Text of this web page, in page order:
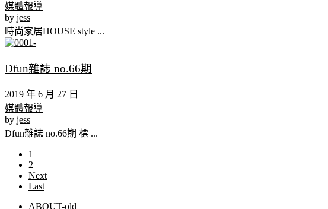
媒體報導
by jess
時尚家居HOUSE style ...
Dfun雜誌 no.66期
2019 年 6 月 27 日
媒體報導
by jess
Dfun雜誌 no.66期 標 ...
1
2
Next
Last
ABOUT-old